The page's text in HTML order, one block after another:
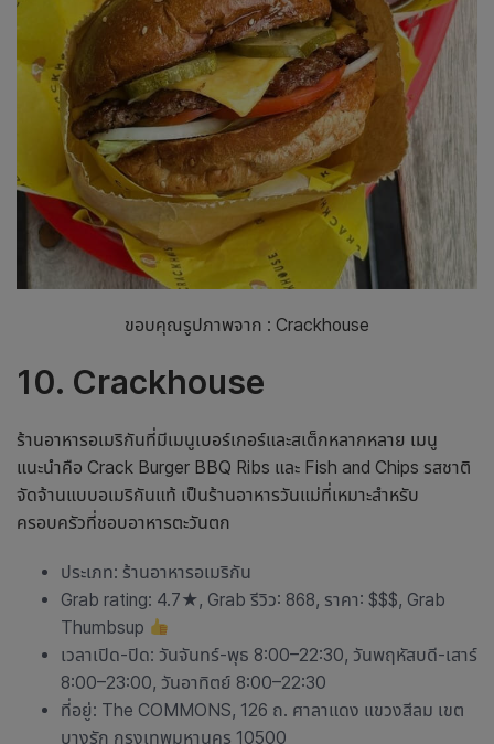
ขอบคุณรูปภาพจาก : Crackhouse
10. Crackhouse
ร้านอาหารอเมริกันที่มีเมนูเบอร์เกอร์และสเต็กหลากหลาย เมนู
แนะนำคือ Crack Burger BBQ Ribs และ Fish and Chips รสชาติ
จัดจ้านแบบอเมริกันแท้ เป็นร้านอาหารวันแม่ที่เหมาะสำหรับ
ครอบครัวที่ชอบอาหารตะวันตก
ประเภท: ร้านอาหารอเมริกัน
Grab rating: 4.7★, Grab รีวิว: 868, ราคา: $$$, Grab
Thumbsup
เวลาเปิด-ปิด: วันจันทร์-พุธ 8:00–22:30, วันพฤหัสบดี-เสาร์
8:00–23:00, วันอาทิตย์ 8:00–22:30
ที่อยู่: The COMMONS, 126 ถ. ศาลาแดง แขวงสีลม เขต
บางรัก กรุงเทพมหานคร 10500